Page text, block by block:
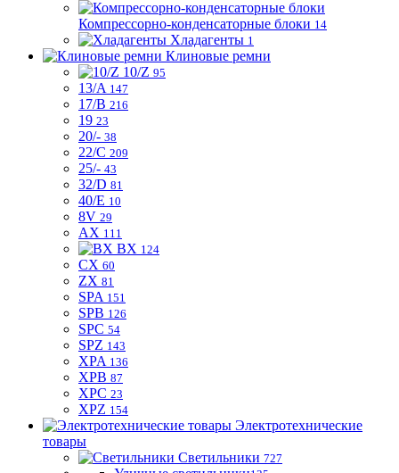
Компрессорно-конденсаторные блоки 14
Хладагенты 1
Клиновые ремни
10/Z 95
13/A 147
17/B 216
19 23
20/- 38
22/C 209
25/- 43
32/D 81
40/E 10
8V 29
AX 111
BX 124
CX 60
ZX 81
SPA 151
SPB 126
SPC 54
SPZ 143
XPA 136
XPB 87
XPC 23
XPZ 154
Электротехнические
товары
Светильники 727